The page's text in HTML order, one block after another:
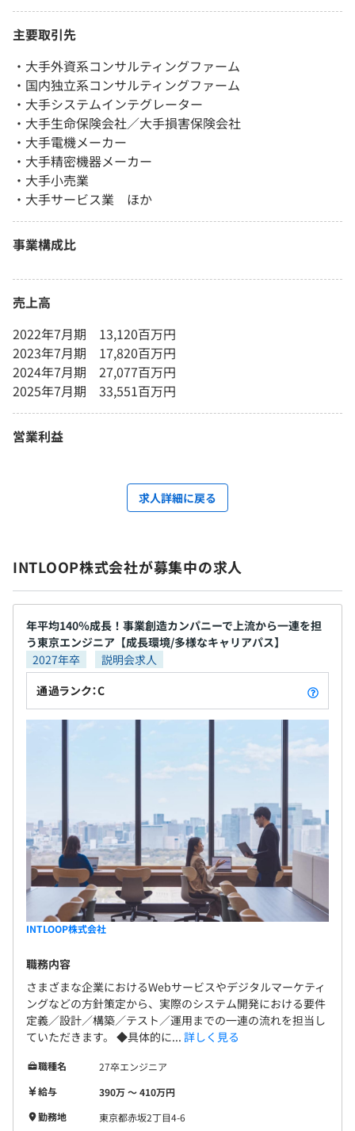
主要取引先
・大手外資系コンサルティングファーム
・国内独立系コンサルティングファーム
・大手システムインテグレーター
・大手生命保険会社／大手損害保険会社
・大手電機メーカー
・大手精密機器メーカー
・大手小売業
・大手サービス業 ほか
事業構成比
売上高
2022年7月期 13,120百万円
2023年7月期 17,820百万円
2024年7月期 27,077百万円
2025年7月期 33,551百万円
営業利益
求人詳細に戻る
INTLOOP株式会社が募集中の求人
年平均140％成長！事業創造カンパニーで上流から一連を担
う東京エンジニア【成長環境/多様なキャリアパス】
2027年卒
説明会求人
通過ランク：C
INTLOOP株式会社
職務内容
さまざまな企業におけるWebサービスやデジタルマーケティ
ングなどの方針策定から、実際のシステム開発における要件
定義／設計／構築／テスト／運用までの一連の流れを担当し
ていただきます。 ◆具体的に... 詳しく見る
職種名
27卒エンジニア
給与
390万 〜 410万円
勤務地
東京都赤坂2丁目4-6